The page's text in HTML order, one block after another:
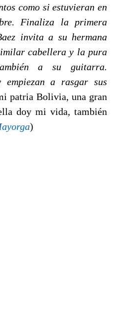
como si estuvieran en
Finaliza la primera
invita a su hermana
cabellera y la pura
a su guitarra.
empiezan a rasgar sus
patria Bolivia, una gran
doy mi vida, también
)